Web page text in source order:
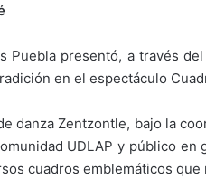
Puebla presentó, a través
en el espectáculo
danza Zentzontle, bajo la
UDLAP y público
cuadros emblemáticos